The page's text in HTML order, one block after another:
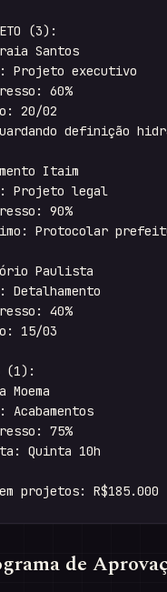
(3):
Santos
Projeto executivo
60%
20/02
definição
Itaim
Projeto legal
90%
Protocolar
Paulista
Detalhamento
40%
15/03
(1):
Acabamentos
75%
Quinta 10h
de